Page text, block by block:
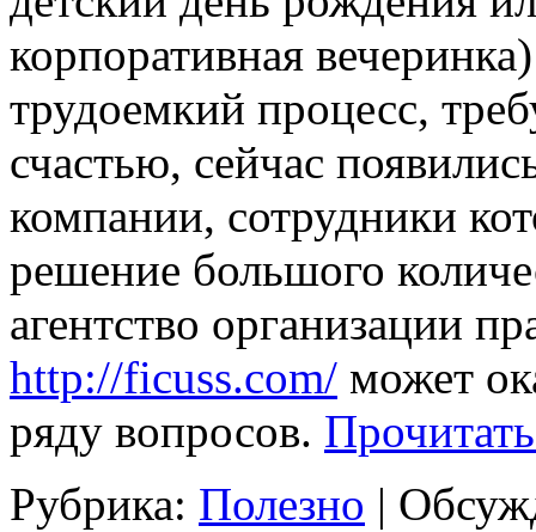
корпоративная
трудоемкий процесс,
счастью, сейчас
компании, сотрудники
решение большого
агентство организации
http://ficuss.com/ может
ряду вопросов.
Рубрика: Полезно |